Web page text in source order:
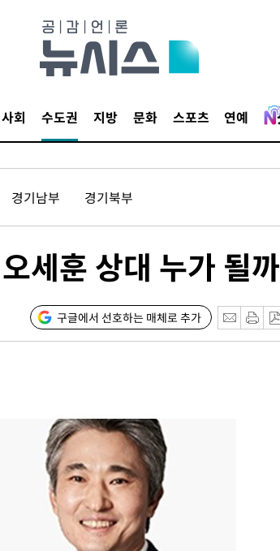
사회 수도권 지방 문화 스포츠 연예
경기남부 경기북부
세훈 상대 누가 될까
구글에서 선호하는 매체로 추가